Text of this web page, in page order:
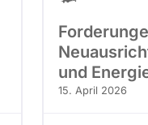
und
15. April 2026